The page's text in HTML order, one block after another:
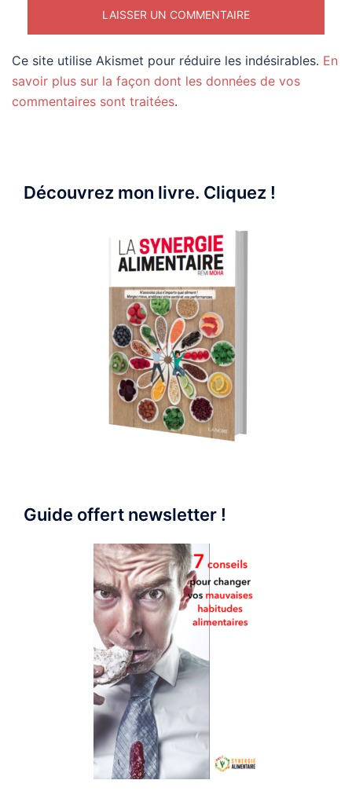
Ce site utilise Akismet pour réduire les indésirables. En
savoir plus sur la façon dont les données de vos
commentaires sont traitées.
Découvrez mon livre. Cliquez !
Guide offert newsletter !